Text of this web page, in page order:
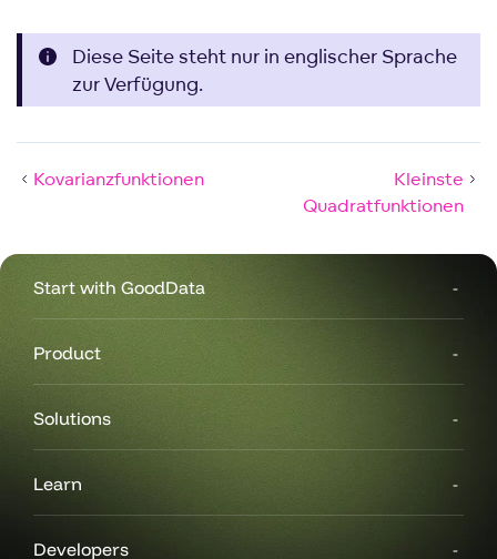
Diese Seite steht nur in englischer Sprache
zur Verfügung.
Kovarianzfunktionen
Kleinste
Quadratfunktionen
Start with GoodData
Product
Solutions
Learn
Developers